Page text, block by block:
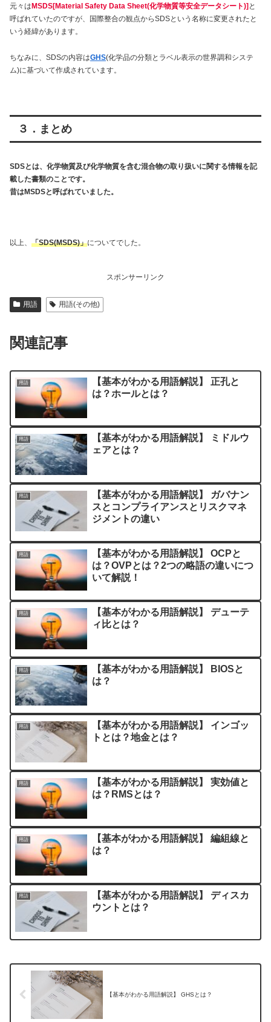
元々は MSDS[Material Safety Data Sheet(化学物質等安全データシート)] と
呼ばれていたのですが、国際整合の観点からSDSという名称に変更されたと
いう経緯があります。
ちなみに、SDSの内容はGHS(化学品の分類とラベル表示の世界調和システ
ム)に基づいて作成されています。
３．まとめ
SDSとは、化学物質及び化学物質を含む混合物の取り扱いに関する情報を記
載した書類のことです。
昔はMSDSと呼ばれていました。
以上、 「SDS(MSDS)」についてでした。
スポンサーリンク
用語 用語(その他)
関連記事
用語
【基本がわかる用語解説】 正孔と
は？ホールとは？
用語
【基本がわかる用語解説】 ミドルウ
ェアとは？
用語
【基本がわかる用語解説】 ガバナン
スとコンプライアンスとリスクマネ
ジメントの違い
用語
【基本がわかる用語解説】 OCPと
は？OVPとは？2つの略語の違いにつ
いて解説！
用語
【基本がわかる用語解説】 デューテ
ィ比とは？
用語
【基本がわかる用語解説】 BIOSと
は？
用語
【基本がわかる用語解説】 インゴッ
トとは？地金とは？
用語
【基本がわかる用語解説】 実効値と
は？RMSとは？
用語
【基本がわかる用語解説】 編組線と
は？
用語
【基本がわかる用語解説】 ディスカ
ウントとは？
【基本がわかる用語解説】 GHSとは？